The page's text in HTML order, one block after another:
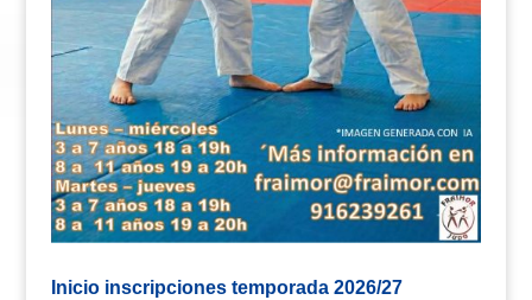
Inicio inscripciones temporada 2026/27